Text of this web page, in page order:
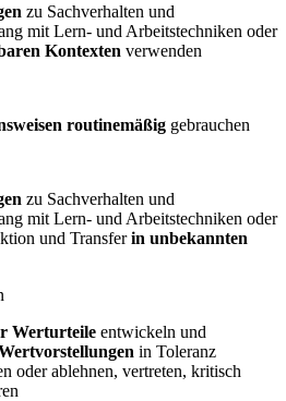
zu Sachverhalten und
mit Lern- und Arbeitstechniken oder
Kontexten verwenden
routinemäßig gebrauchen
zu Sachverhalten und
mit Lern- und Arbeitstechniken oder
und Transferin unbekannten
Werturteile entwickeln und
in Toleranz
oder ablehnen, vertreten, kritisch